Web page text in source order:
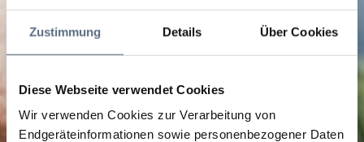
Zustimmung Details Über Cookies
Diese Webseite verwendet Cookies
Wir verwenden Cookies zur Verarbeitung von
Endgeräteinformationen sowie personenbezogener Daten